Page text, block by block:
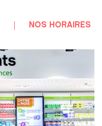
NOS HORAIRES